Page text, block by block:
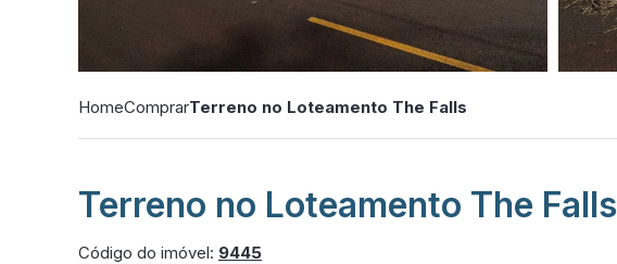
HomeComprarTerreno no Loteamento The Falls
Terreno no Loteamento The Falls
Código do imóvel: 9445